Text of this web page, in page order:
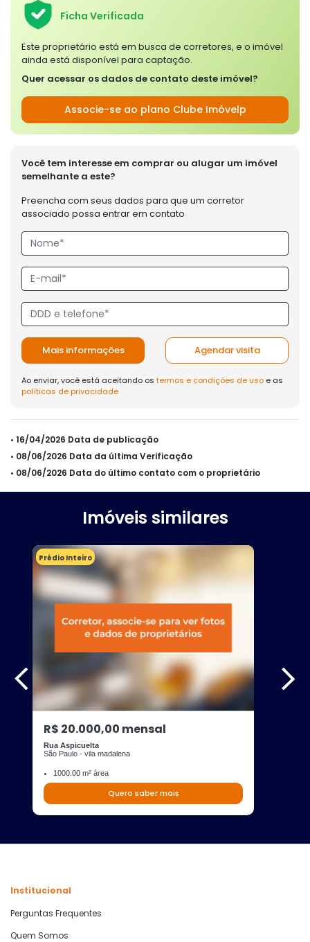
Ficha Verificada
Este proprietário está em busca de corretores, e o imóvel
ainda está disponível para captação.
Quer acessar os dados de contato deste imóvel?
Associe-se ao plano Clube Imóvelp
Você tem interesse em comprar ou alugar um imóvel
semelhante a este?
Preencha com seus dados para que um corretor
associado possa entrar em contato
Mais informações Agendar visita
Ao enviar, você está aceitando os termos e condições de uso e as
políticas de privacidade
• 16/04/2026 Data de publicação
• 08/06/2026 Data da última Verificação
• 08/06/2026 Data do último contato com o proprietário
Imóveis similares
Prédio Inteiro
R$ 20.000,00 mensal
Rua Aspicuelta
São Paulo - vila madalena
1000.00 m² área
Quero saber mais
Institucional
Perguntas Frequentes
Quem Somos